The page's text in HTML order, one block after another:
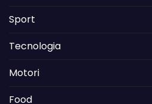
Sport
Tecnologia
Motori
Food